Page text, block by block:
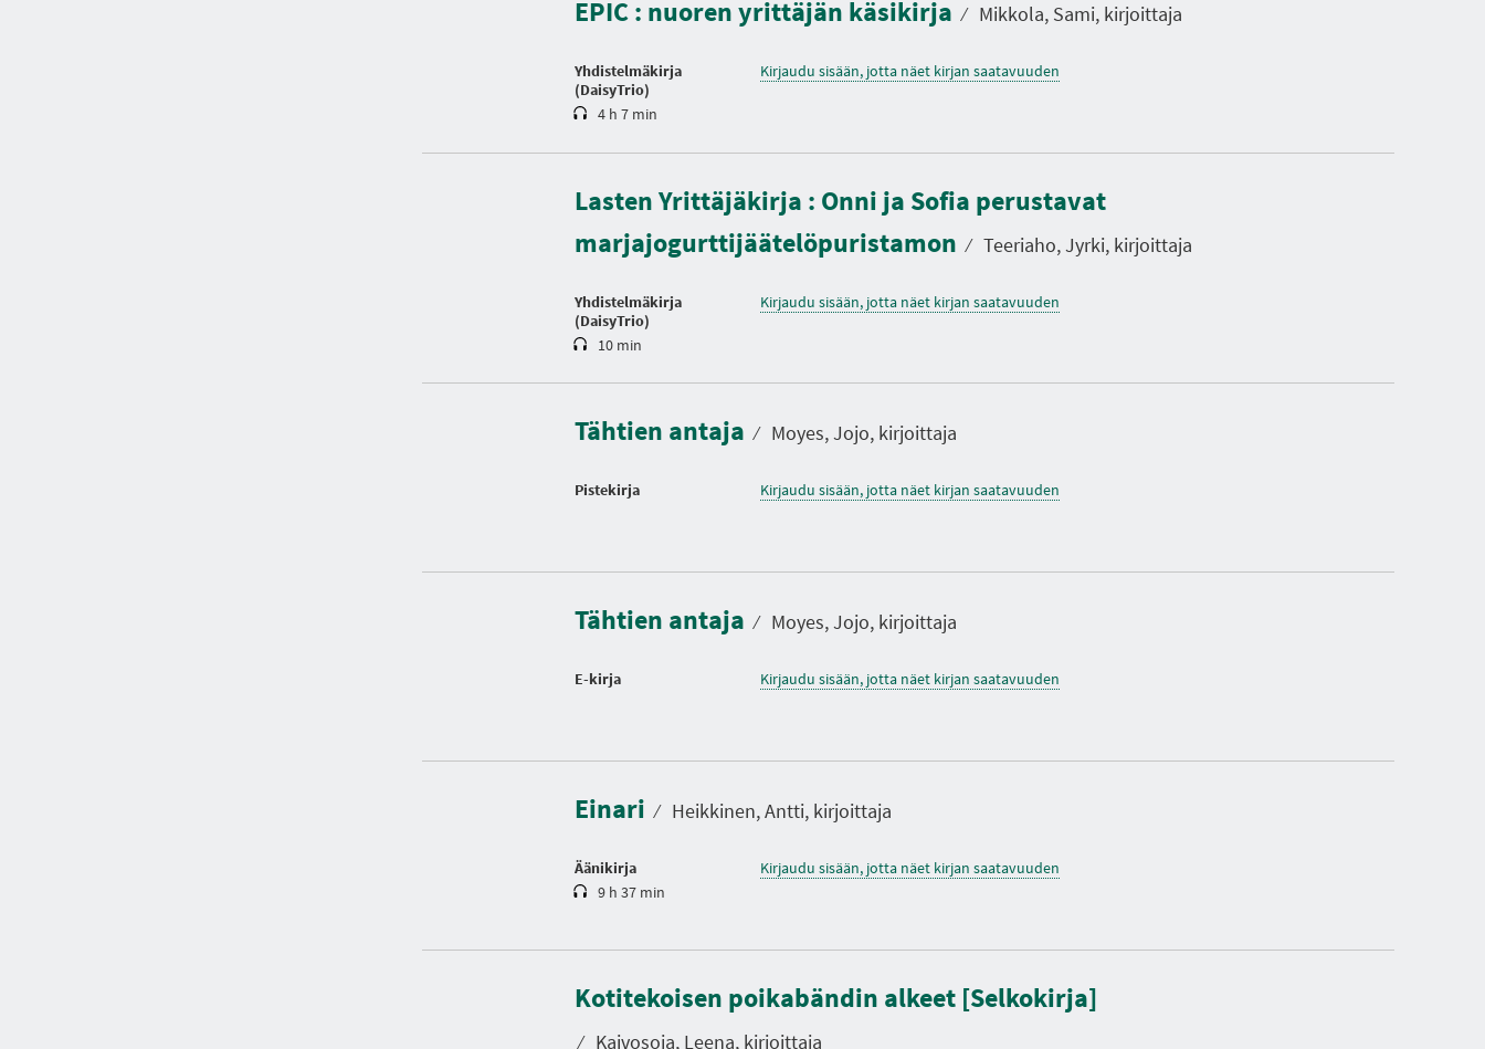
EPIC : nuoren yrittäjän käsikirja ⁄ Mikkola, Sami, kirjoittaja
Yhdistelmäkirja
(DaisyTrio)
t
4 h 7 min
Kirjaudu sisään, jotta näet kirjan saatavuuden
Lasten Yrittäjäkirja : Onni ja Sofia perustavat
marjajogurttijäätelöpuristamon ⁄ Teeriaho, Jyrki, kirjoittaja
Yhdistelmäkirja
(DaisyTrio)
e
s
t
o
10 min
Kirjaudu sisään, jotta näet kirjan saatavuuden
Tähtien antaja ⁄ Moyes, Jojo, kirjoittaja
Pistekirja Kirjaudu sisään, jotta näet kirjan saatavuuden
Tähtien antaja ⁄ Moyes, Jojo, kirjoittaja
E-kirja Kirjaudu sisään, jotta näet kirjan saatavuuden
Einari ⁄ Heikkinen, Antti, kirjoittaja
Äänikirja
s
o
9 h 37 min
Kirjaudu sisään, jotta näet kirjan saatavuuden
Kotitekoisen poikabändin alkeet [Selkokirja]
⁄ Kaivosoja, Leena, kirjoittaja
e
s
t